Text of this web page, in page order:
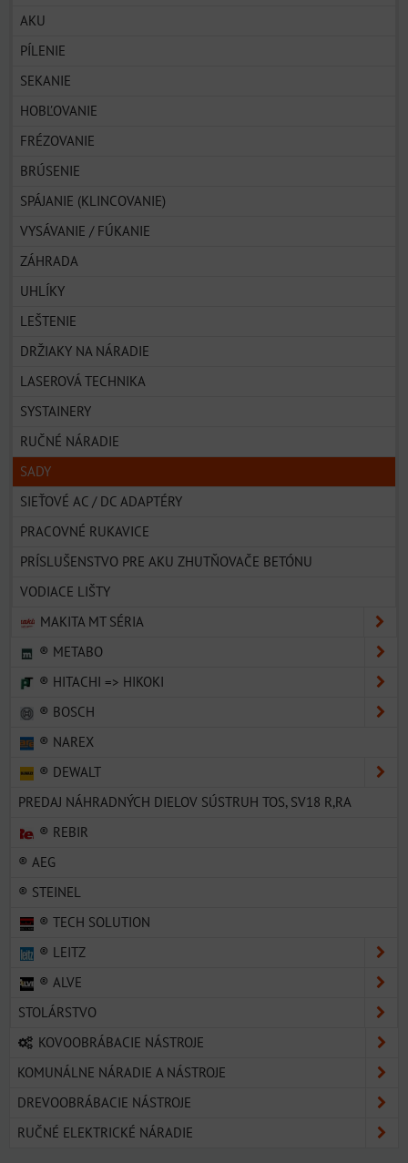
AKU
PÍLENIE
SEKANIE
HOBĽOVANIE
FRÉZOVANIE
BRÚSENIE
SPÁJANIE (KLINCOVANIE)
VYSÁVANIE / FÚKANIE
ZÁHRADA
UHLÍKY
LEŠTENIE
DRŽIAKY NA NÁRADIE
LASEROVÁ TECHNIKA
SYSTAINERY
RUČNÉ NÁRADIE
SADY
SIEŤOVÉ AC / DC ADAPTÉRY
PRACOVNÉ RUKAVICE
PRÍSLUŠENSTVO PRE AKU ZHUTŇOVAČE BETÓNU
VODIACE LIŠTY
MAKITA MT SÉRIA
® METABO
® HITACHI => HIKOKI
® BOSCH
® NAREX
® DEWALT
PREDAJ NÁHRADNÝCH DIELOV SÚSTRUH TOS, SV18 R,RA
® REBIR
® AEG
® STEINEL
® TECH SOLUTION
® LEITZ
® ALVE
STOLÁRSTVO
KOVOOBRÁBACIE NÁSTROJE
KOMUNÁLNE NÁRADIE A NÁSTROJE
DREVOOBRÁBACIE NÁSTROJE
RUČNÉ ELEKTRICKÉ NÁRADIE